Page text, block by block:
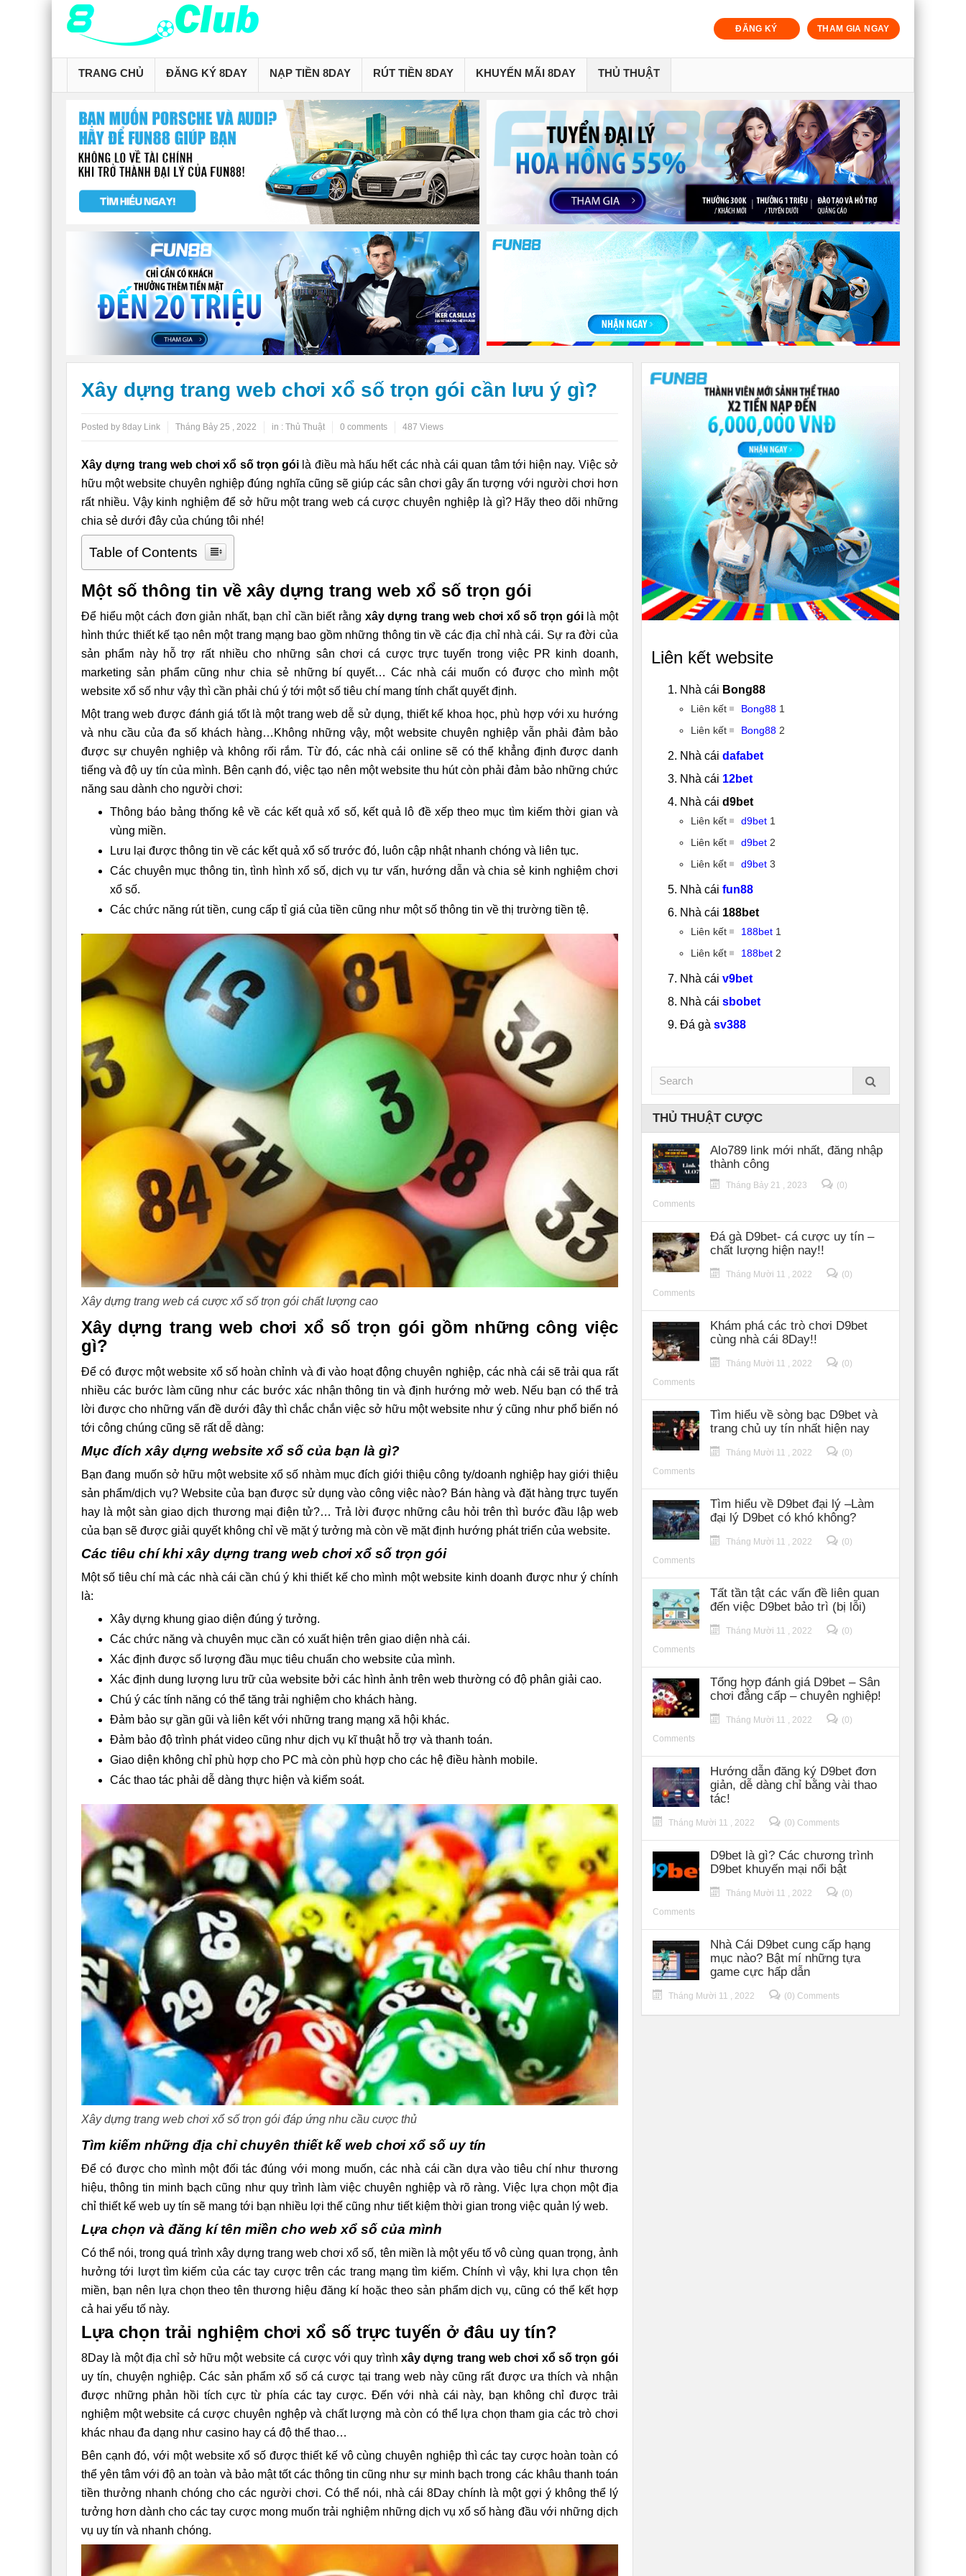
ĐĂNG KÝ THAM GIA NGAY
TRANG CHỦ ĐĂNG KÝ 8DAY NẠP TIỀN 8DAY RÚT TIỀN 8DAY KHUYẾN MÃI 8DAY THỦ THUẬT
Xây dựng trang web chơi xổ số trọn gói cần lưu ý gì?
Posted by 8day Link Tháng Bảy 25 , 2022 in : Thủ Thuật 0 comments 487 Views
Xây dựng trang web chơi xổ số trọn gói là điều mà hấu hết các nhà cái quan tâm tới hiện nay. Việc sở
hữu một website chuyên nghiệp đúng nghĩa cũng sẽ giúp các sân chơi gây ấn tượng với người chơi hơn
rất nhiều. Vậy kinh nghiệm để sở hữu một trang web cá cược chuyên nghiệp là gì? Hãy theo dõi những
chia sẻ dưới đây của chúng tôi nhé!
Table of Contents
Một số thông tin về xây dựng trang web xổ số trọn gói
Để hiểu một cách đơn giản nhất, bạn chỉ cần biết rằng xây dựng trang web chơi xổ số trọn góilà một
hình thức thiết kế tạo nên một trang mạng bao gồm những thông tin về các địa chỉ nhà cái. Sự ra đời của
sản phẩm này hỗ trợ rất nhiều cho những sân chơi cá cược trực tuyến trong việc PR kinh doanh,
marketing sản phẩm cũng như chia sẻ những bí quyết… Các nhà cái muốn có được cho mình một
website xổ số như vậy thì cần phải chú ý tới một số tiêu chí mang tính chất quyết định.
Một trang web được đánh giá tốt là một trang web dễ sử dụng, thiết kế khoa học, phù hợp với xu hướng
và nhu cầu của đa số khách hàng…Không những vậy, một website chuyên nghiệp vẫn phải đảm bảo
được sự chuyên nghiệp và không rối rắm. Từ đó, các nhà cái online sẽ có thể khẳng định được danh
tiếng và độ uy tín của mình. Bên cạnh đó, việc tạo nên một website thu hút còn phải đảm bảo những chức
năng sau dành cho người chơi:
Thông báo bảng thống kê về các kết quả xổ số, kết quả lô đề xếp theo mục tìm kiếm thời gian và
vùng miền.
Lưu lại được thông tin về các kết quả xổ số trước đó, luôn cập nhật nhanh chóng và liên tục.
Các chuyên mục thông tin, tình hình xổ số, dịch vụ tư vấn, hướng dẫn và chia sẻ kinh nghiệm chơi
xổ số.
Các chức năng rút tiền, cung cấp tỉ giá của tiền cũng như một số thông tin về thị trường tiền tệ.
Xây dựng trang web cá cược xổ số trọn gói chất lượng cao
Xây dựng trang web chơi xổ số trọn gói gồm những công việc
gì?
Để có được một website xổ số hoàn chỉnh và đi vào hoạt động chuyên nghiệp, các nhà cái sẽ trải qua rất
nhiều các bước làm cũng như các bước xác nhận thông tin và định hướng mở web. Nếu bạn có thể trả
lời được cho những vấn đề dưới đây thì chắc chắn việc sở hữu một website như ý cũng như phổ biến nó
tới công chúng cũng sẽ rất dễ dàng:
Mục đích xây dựng website xổ số của bạn là gì?
Bạn đang muốn sở hữu một website xổ số nhàm mục đích giới thiệu công ty/doanh nghiệp hay giới thiệu
sản phẩm/dịch vụ? Website của bạn được sử dụng vào công việc nào? Bán hàng và đặt hàng trực tuyến
hay là một sàn giao dịch thương mại điện tử?… Trả lời được những câu hỏi trên thì bước đầu lập web
của bạn sẽ được giải quyết không chỉ về mặt ý tưởng mà còn về mặt định hướng phát triển của website.
Các tiêu chí khi xây dựng trang web chơi xổ số trọn gói
Một số tiêu chí mà các nhà cái cần chú ý khi thiết kế cho mình một website kinh doanh được như ý chính
là:
Xây dựng khung giao diện đúng ý tưởng.
Các chức năng và chuyên mục cần có xuất hiện trên giao diện nhà cái.
Xác định được số lượng đầu mục tiêu chuẩn cho website của mình.
Xác định dung lượng lưu trữ của website bởi các hình ảnh trên web thường có độ phân giải cao.
Chú ý các tính năng có thể tăng trải nghiệm cho khách hàng.
Đảm bảo sự gần gũi và liên kết với những trang mạng xã hội khác.
Đảm bảo độ trình phát video cũng như dịch vụ kĩ thuật hỗ trợ và thanh toán.
Giao diện không chỉ phù hợp cho PC mà còn phù hợp cho các hệ điều hành mobile.
Các thao tác phải dễ dàng thực hiện và kiểm soát.
Xây dựng trang web chơi xổ số trọn gói đáp ứng nhu cầu cược thủ
Tìm kiếm những địa chỉ chuyên thiết kế web chơi xổ số uy tín
Để có được cho mình một đối tác đúng với mong muốn, các nhà cái cần dựa vào tiêu chí như thương
hiệu, thông tin minh bạch cũng như quy trình làm việc chuyên nghiệp và rõ ràng. Việc lựa chọn một địa
chỉ thiết kế web uy tín sẽ mang tới bạn nhiều lợi thế cũng như tiết kiệm thời gian trong việc quản lý web.
Lựa chọn và đăng kí tên miền cho web xổ số của mình
Có thể nói, trong quá trình xây dựng trang web chơi xổ số, tên miền là một yếu tố vô cùng quan trọng, ảnh
hưởng tới lượt tìm kiếm của các tay cược trên các trang mạng tìm kiếm. Chính vì vậy, khi lựa chọn tên
miền, bạn nên lựa chọn theo tên thương hiệu đăng kí hoặc theo sản phẩm dịch vụ, cũng có thể kết hợp
cả hai yếu tố này.
Lựa chọn trải nghiệm chơi xổ số trực tuyến ở đâu uy tín?
8Day là một địa chỉ sở hữu một website cá cược với quy trình xây dựng trang web chơi xổ số trọn gói
uy tín, chuyện nghiệp. Các sản phẩm xổ số cá cược tại trang web này cũng rất được ưa thích và nhận
được những phản hồi tích cực từ phía các tay cược. Đến với nhà cái này, bạn không chỉ được trải
nghiệm một website cá cược chuyên nghệp và chất lượng mà còn có thể lựa chọn tham gia các trò chơi
khác nhau đa dạng như casino hay cá độ thể thao…
Bên cạnh đó, với một website xổ số được thiết kế vô cùng chuyên nghiệp thì các tay cược hoàn toàn có
thể yên tâm với độ an toàn và bảo mật tốt các thông tin cũng như sự minh bạch trong các khâu thanh toán
tiền thưởng nhanh chóng cho các người chơi. Có thể nói, nhà cái 8Day chính là một gợi ý không thể lý
tưởng hơn dành cho các tay cược mong muốn trải nghiệm những dịch vụ xổ số hàng đầu với những dịch
vụ uy tín và nhanh chóng.
Liên kết website
Nhà cái Bong88
Liên kết Bong88 1
Liên kết
Bong88 2
Nhà cáidafabet
Nhà cái 12bet
Nhà cáid9bet
Liên kết d9bet 1
Liên kết
d9bet 2
Liên kết
d9bet 3
Nhà cáifun88
Nhà cái 188bet
Liên kết 188bet 1
Liên kết
188bet 2
Nhà cáiv9bet
Nhà cáisbobet
Đá gàsv388
THỦ THUẬT CƯỢC
Alo789 link mới nhất, đăng nhập
thành công
Tháng Bảy 21 , 2023
(0)
Comments
Đá gà D9bet- cá cược uy tín –
chất lượng hiện nay!!
Tháng Mười 11 , 2022
(0)
Comments
Khám phá các trò chơi D9bet
cùng nhà cái 8Day!!
Tháng Mười 11 , 2022
(0)
Comments
Tìm hiểu về sòng bạc D9bet và
trang chủ uy tín nhất hiện nay
Tháng Mười 11 , 2022
(0)
Comments
Tìm hiểu về D9bet đại lý –Làm
đại lý D9bet có khó không?
Tháng Mười 11 , 2022
(0)
Comments
Tất tần tật các vấn đề liên quan
đến việc D9bet bảo trì (bị lỗi)
Tháng Mười 11 , 2022
(0)
Comments
Tổng hợp đánh giá D9bet – Sân
chơi đẳng cấp – chuyên nghiệp!
Tháng Mười 11 , 2022
(0)
Comments
Hướng dẫn đăng ký D9bet đơn
giản, dễ dàng chỉ bằng vài thao
tác!
Tháng Mười 11 , 2022 (0) Comments
D9bet là gì? Các chương trình
D9bet khuyến mại nổi bật
Tháng Mười 11 , 2022
(0)
Comments
Nhà Cái D9bet cung cấp hạng
mục nào? Bật mí những tựa
game cực hấp dẫn
Tháng Mười 11 , 2022 (0) Comments